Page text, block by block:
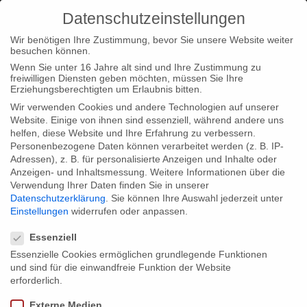
Home Type|News Type|Filmnews
“Blood in the Mobile”
part of “One World Filmclubs”
“Blood in the Mobile” part of “One
World Filmclubs”
We are happy about the fact that our production “Blood in the
Mobile” is now part of the One World Filmclubs. The
Datenschutzeinstellungen
Wir benötigen Ihre Zustimmung, bevor Sie unsere Website weiter
besuchen können.
Wenn Sie unter 16 Jahre alt sind und Ihre Zustimmung zu
freiwilligen Diensten geben möchten, müssen Sie Ihre
Erziehungsberechtigten um Erlaubnis bitten.
Wir verwenden Cookies und andere Technologien auf unserer
Website. Einige von ihnen sind essenziell, während andere uns
helfen, diese Website und Ihre Erfahrung zu verbessern.
Personenbezogene Daten können verarbeitet werden (z. B. IP-
Adressen), z. B. für personalisierte Anzeigen und Inhalte oder
Anzeigen- und Inhaltsmessung. Weitere Informationen über die
Verwendung Ihrer Daten finden Sie in unserer
Datenschutzerklärung
Sie können Ihre Auswahl jederzeit unter
Einstellungen widerrufen oder anpassen.
Essenziell
Essenzielle Cookies ermöglichen grundlegende Funktionen
und sind für die einwandfreie Funktion der Website
erforderlich.